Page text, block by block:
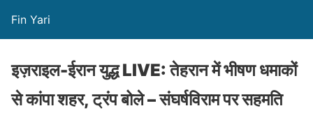
Fin Yari
इज़राइल-ईरान युद्ध LIVE: तेहरान में भीषण धमाकों
से कांपा शहर, ट्रंप बोले – संघर्षविराम पर सहमति